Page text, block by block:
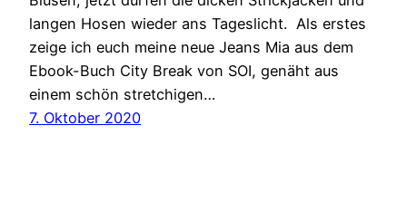
langen Hosen wieder ans Tageslicht. Als erstes
zeige ich euch meine neue Jeans Mia aus dem
Ebook-Buch City Break von SOI, genäht aus
einem schön stretchigen…
7. Oktober 2020